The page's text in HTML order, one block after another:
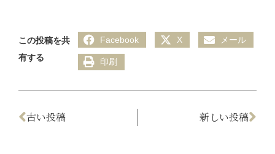
この投稿を共
有する
Facebook X メール
印刷
古い投稿 新しい投稿